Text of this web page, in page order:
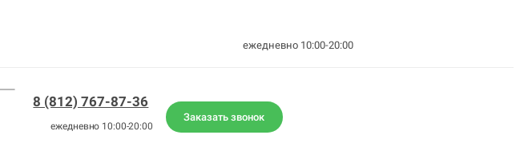
ежедневно 10:00-20:00
8 (812) 767-87-36
ежедневно 10:00-20:00
Заказать звонок